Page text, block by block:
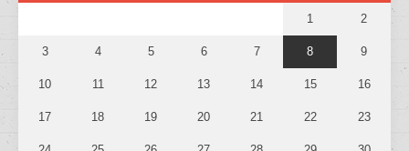
1 2
3 4 5 6 7 8 9
10 11 12 13 14 15 16
17 18 19 20 21 22 23